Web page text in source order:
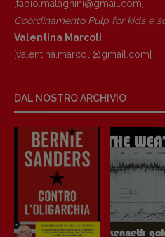
[fabio.malagnini@gmail. com]
Coordinamento Pulp for kids e
Valentina Marcoli
[valentina.marcoli@gmail. com]
DAL NOSTRO ARCHIVIO